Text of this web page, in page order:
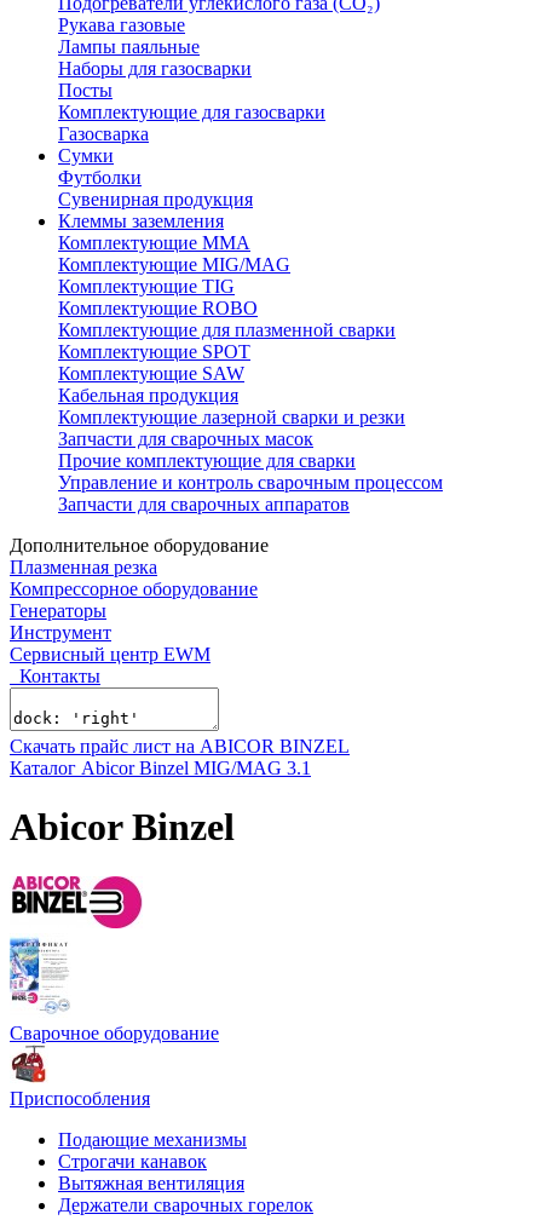
Рукава газовые
Лампы паяльные
Наборы для газосварки
Посты
Комплектующие для газосварки
Газосварка
Сумки
Футболки
Сувенирная продукция
Клеммы заземления
Комплектующие ММА
Комплектующие MIG/MAG
Комплектующие TIG
Комплектующие ROBO
Комплектующие для плазменной сварки
Комплектующие SPOT
Комплектующие SAW
Кабельная продукция
Комплектующие лазерной сварки и резки
Запчасти для сварочных масок
Прочие комплектующие для сварки
Управление и контроль сварочным процессом
Запчасти для сварочных аппаратов
Дополнительное оборудование
Плазменная резка
Компрессорное оборудование
Генераторы
Инструмент
Сервисный центр EWM
Контакты
Скачать прайс лист на ABICOR BINZEL
Каталог Abicor Binzel MIG/MAG 3.1
Abicor Binzel
Сварочное оборудование
Приспособления
Подающие механизмы
Строгачи канавок
Вытяжная вентиляция
Держатели сварочных горелок